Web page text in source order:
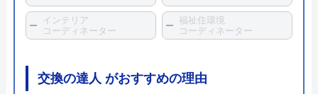
インテリア
コーディネーター
福祉住環境
コーディネーター
交換の達人 がおすすめの理由